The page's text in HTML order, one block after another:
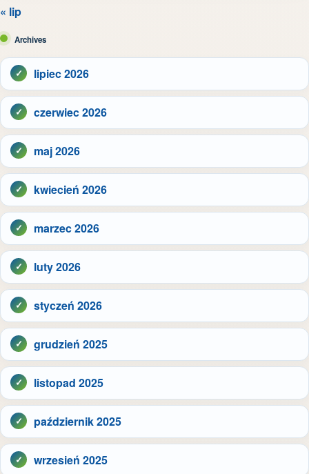
« lip
Archives
lipiec 2026
czerwiec 2026
maj 2026
kwiecień 2026
marzec 2026
luty 2026
styczeń 2026
grudzień 2025
listopad 2025
październik 2025
wrzesień 2025